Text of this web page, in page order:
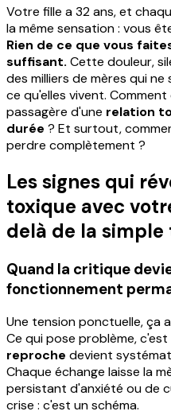
Votre fille a 32 ans, et
la même sensation : vous
Rien de ce que vous
suffisant. Cette douleur,
des milliers de mères qui
ce qu'elles vivent.
passagère d'une relation
durée ? Et surtout,
perdre complètement ?
Les signes qui
toxique avec
delà de la simple
Quand la critique
fonctionnement
Une tension ponctuelle, ça
Ce qui pose problème, c'est
reproche devient
Chaque échange laisse la
persistant d'anxiété ou de
crise : c'est un schéma.